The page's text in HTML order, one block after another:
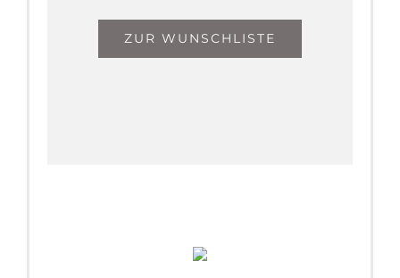
ZUR WUNSCHLISTE